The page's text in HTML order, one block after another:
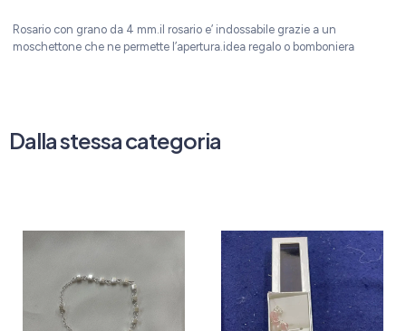
Rosario con grano da 4 mm.il rosario e’ indossabile grazie a un
moschettone che ne permette l’apertura.idea regalo o bomboniera
Dalla stessa categoria